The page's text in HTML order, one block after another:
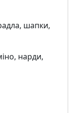
шапки,
нарди,